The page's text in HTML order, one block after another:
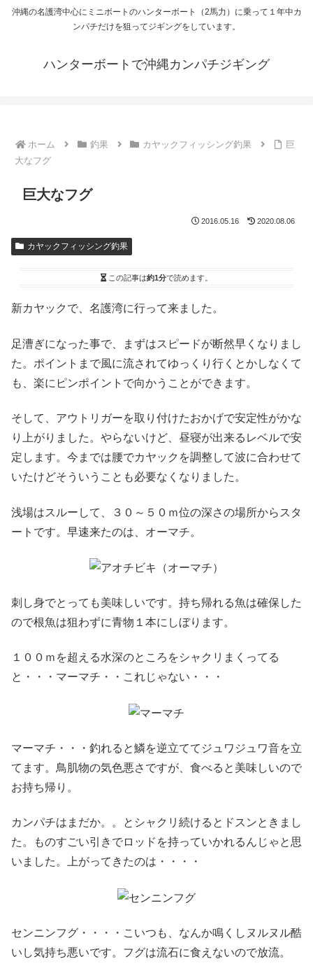
沖縄の名護湾中心にミニボートのハンターボート（2馬力）に乗って１年中カ
ンパチだけを狙ってジギングをしています。
ハンターボートで沖縄カンパチジギング
ホーム 釣果 カヤックフィッシング釣果
巨
大なフグ
巨大なフグ
2016.05.16 2020.08.06
カヤックフィッシング釣果
この記事は約1分で読めます。
新カヤックで、名護湾に行って来ました。
足漕ぎになった事で、まずはスピードが断然早くなりまし
た。ポイントまで風に流されてゆっくり行くとかしなくて
も、楽にピンポイントで向かうことができます。
そして、アウトリガーを取り付けたおかげで安定性がかな
り上がりました。やらないけど、昼寝が出来るレベルで安
定します。今までは腰でカヤックを調整して波に合わせて
いたけどそういうことも必要なくなりました。
浅場はスルーして、３０～５０ｍ位の深さの場所からスタ
ートです。早速来たのは、オーマチ。
刺し身でとっても美味しいです。持ち帰れる魚は確保した
ので根魚は狙わずに青物１本にしぼります。
１００ｍを超える水深のところをシャクリまくってる
と・・・マーマチ・・これじゃない・・・
マーマチ・・・釣れると鱗を逆立ててジュワジュワ音を立
てます。鳥肌物の気色悪さですが、食べると美味しいので
お持ち帰り。
カンパチはまだか。。とシャクリ続けるとドスンときまし
た。ものすごい引きでロッドを持っていかれるんじゃと思
いました。上がってきたのは・・・・
センニンフグ・・・・こいつも、なんか鳴くしヌルヌル酷
いし気持ち悪いです。フグは流石に食えないので放流。